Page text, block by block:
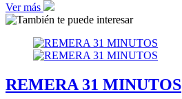
Ver más
REMERA 31 MINUTOS